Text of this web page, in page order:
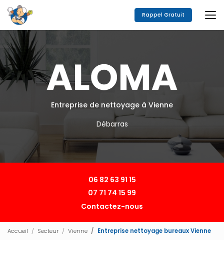
Aller
au
contenu
principal
Rappel Gratuit
Entreprise de nettoyage à Vienne
Débarras
06 82 63 91 15
07 71 74 15 99
Contactez-nous
Accueil Secteur Vienne Entreprise nettoyage bureaux Vienne